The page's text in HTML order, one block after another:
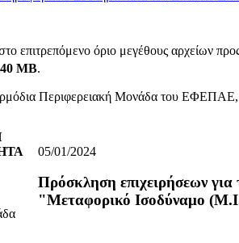
επιτρεπόμενο όριο μεγέθους αρχείων
40 MB.
Περιφερειακή Μονάδα του ΕΦΕΠΑΕ,
05/01/2024
Πρόσκληση επιχειρήσεων
"Μεταφορικό Ισοδύναμο